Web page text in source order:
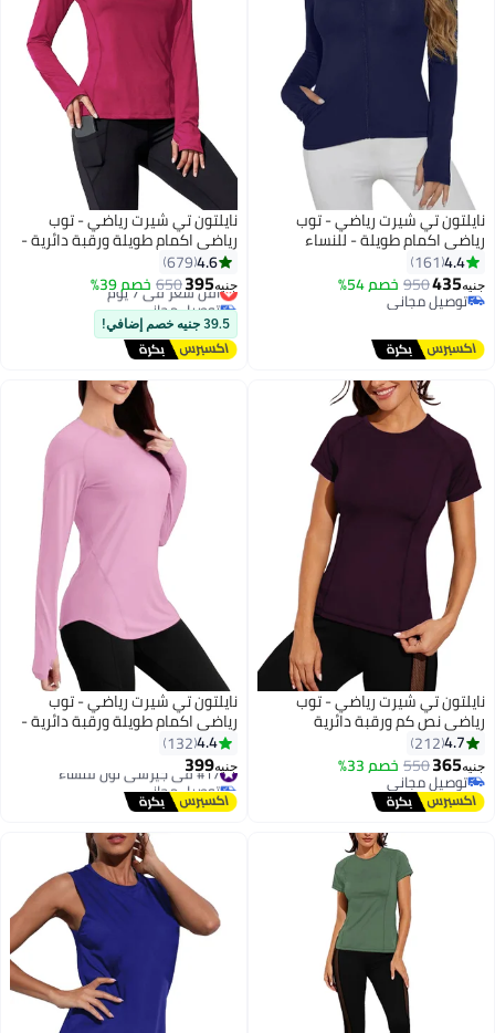
نايلتون تي شيرت رياضي - توب
رياضي اكمام طويلة - للنساء
4.4
161
جنيه435
950 خصم 54%
توصيل مجاني
توصيل مجاني
نايلتون تي شيرت رياضي - توب
رياضي اكمام طويلة ورقبة دائرية -
للنساء
4.6
679
جنيه395
650 خصم 39%أقل سعر في 7 يوم
توصيل مجاني
أقل سعر في 7 يوم
39.5 جنيه خصم إضافي!
نايلتون تي شيرت رياضي - توب
رياضي نص كم ورقبة دائرية
4.7
212
جنيه365
550 خصم 33%
توصيل مجاني
توصيل مجاني
نايلتون تي شيرت رياضي - توب
رياضي اكمام طويلة ورقبة دائرية -
للنساء
4.4
132
جنيه399
#17 في جيرسي نون للنساء
توصيل مجاني
#17 في جيرسي نون للنساء